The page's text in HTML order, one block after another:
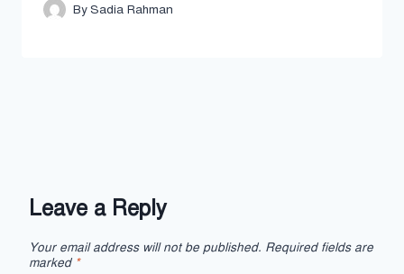
BySadia Rahman
Leave a Reply
Your email address will not be published. Required fields are
marked *